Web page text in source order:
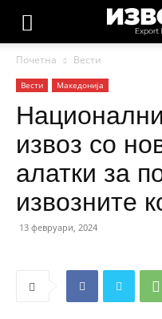
Почетна Вести
Вести Македонија
извоз со
алатки за
извозните
13 февруари, 2024